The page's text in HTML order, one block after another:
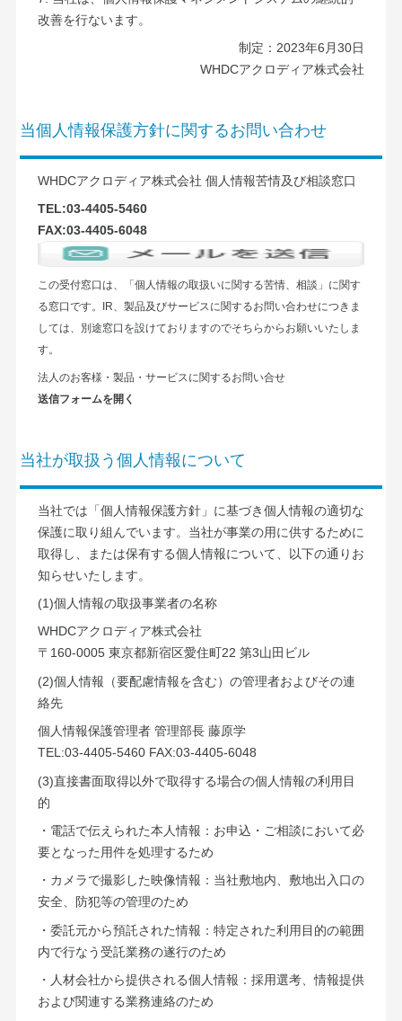
改善を行ないます。
制定：2023年6月30日
WHDCアクロディア株式会社
当個人情報保護方針に関するお問い合わせ
WHDCアクロディア株式会社 個人情報苦情及び相談窓口
TEL:03-4405-5460
FAX:03-4405-6048
この受付窓口は、「個人情報の取扱いに関する苦情、相談」に関す
る窓口です。IR、製品及びサービスに関するお問い合わせにつきま
しては、別途窓口を設けておりますのでそちらからお願いいたしま
す。
法人のお客様・製品・サービスに関するお問い合せ
送信フォームを開く
当社が取扱う個人情報について
当社では「個人情報保護方針」に基づき個人情報の適切な
保護に取り組んでいます。当社が事業の用に供するために
取得し、または保有する個人情報について、以下の通りお
知らせいたします。
(1)個人情報の取扱事業者の名称
WHDCアクロディア株式会社
〒160-0005 東京都新宿区愛住町22 第3山田ビル
(2)個人情報（要配慮情報を含む）の管理者およびその連
絡先
個人情報保護管理者 管理部長 藤原学
TEL:03-4405-5460 FAX:03-4405-6048
(3)直接書面取得以外で取得する場合の個人情報の利用目
的
・電話で伝えられた本人情報：お申込・ご相談において必
要となった用件を処理するため
・カメラで撮影した映像情報：当社敷地内、敷地出入口の
安全、防犯等の管理のため
・委託元から預託された情報：特定された利用目的の範囲
内で行なう受託業務の遂行のため
・人材会社から提供される個人情報：採用選考、情報提供
および関連する業務連絡のため